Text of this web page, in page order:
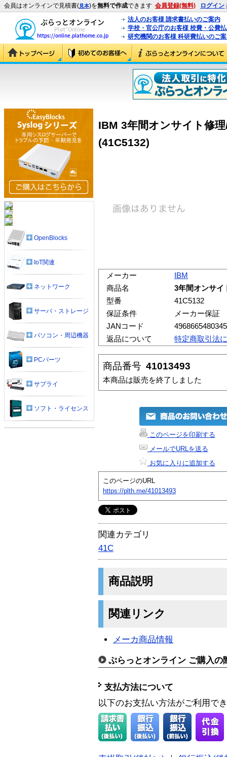
会員はオンラインで見積書(見本)を無料で作成できます 会員登録(無料) ログイン
法人のお客様 請求書払いのご案内
学校・官公庁のお客様 校費・公費
研究機関のお客様 科研費払いのご
IBM 3年間オンサイト修
(41C5132)
メーカー
IBM
商品名
3年間オンサイ
型番
41C5132
保証条件
メーカー保証
JANコード
4968665480345
返品について
特定商取引法
商品番号 41013493
本商品は販売を終了しました
このページを印刷する
メールでURLを送る
お気に入りに追加する
このページのURL
https://plth.me/41013493
関連カテゴリ
41C
商品説明
関連リンク
メーカ商品情報
ぷらっとオンライン ご購入の
支払方法について
以下のお支払い方法がご利用で
OpenBlocks
IoT関連
ネットワーク
サーバ・ストレージ
パソコン・周辺機器
PCパーツ
サプライ
ソフト・ライセンス